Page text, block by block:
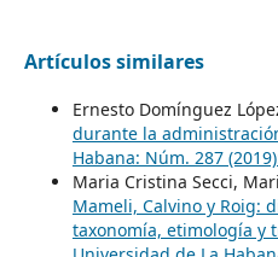
Artículos similares
Ernesto Domínguez
durante la
Habana: Núm. 287
Maria Cristina Secci,
Mameli, Calvino y Roig:
taxonomía, etimología y